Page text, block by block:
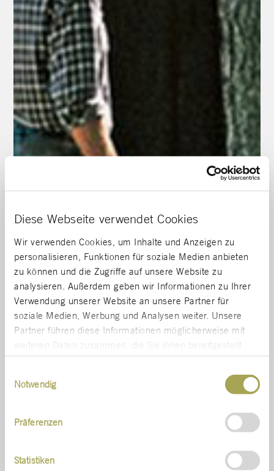
Diese Webseite verwendet Cookies
Wir verwenden Cookies, um Inhalte und Anzeigen zu
personalisieren, Funktionen für soziale Medien anbieten
zu können und die Zugriffe auf unsere Website zu
analysieren. Außerdem geben wir Informationen zu Ihrer
Verwendung unserer Website an unsere Partner für
soziale Medien, Werbung und Analysen weiter. Unsere
Partner führen diese Informationen möglicherweise mit
weiteren Daten zusammen, die Sie ihnen bereitgestellt
haben oder die sie im Rahmen Ihrer Nutzung der Dienste
Notwendig
Präferenzen
Statistiken